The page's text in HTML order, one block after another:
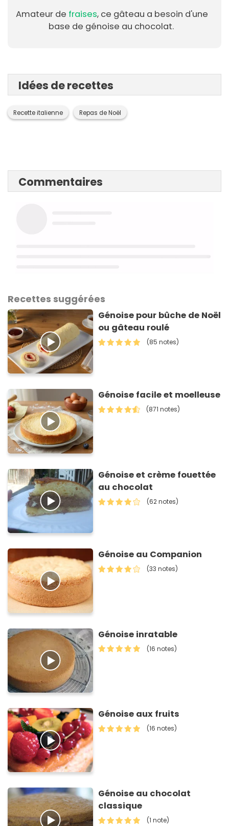
Amateur de fraises, ce gâteau a besoin d'une
base de génoise au chocolat.
Idées de recettes
Recette italienne Repas de Noël
Commentaires
Recettes suggérées
Génoise pour bûche de Noël
ou gâteau roulé
(85 notes)
Génoise facile et moelleuse
(871 notes)
Génoise et crème fouettée
au chocolat
(62 notes)
Génoise au Companion
(33 notes)
Génoise inratable
(16 notes)
Génoise aux fruits
(16 notes)
Génoise au chocolat
classique
(1 note)